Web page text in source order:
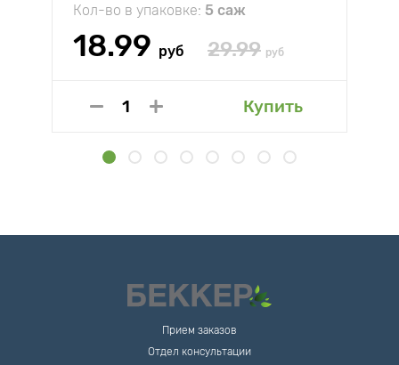
Кол-во в упаковке: 5 саж
18.99 руб 29.99 руб
Купить
Прием заказов
Отдел консультации